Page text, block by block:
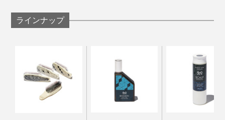
『572』は、2018年に誕生した、男性向けの頭皮ケアシ
リーズ。
MONOCOのベストセラー、「Jam Labelスカルプブラ
シ」のメーカーが、15年以上も、頭皮と髪を研究してき
た実績をもとに開発した自信作です。
「スカルプブラシ」と、薬用の「シャンプー」「トリー
ートメントを使ってください。
なじむように、うすく伸ばしていってください。
ラインナップ